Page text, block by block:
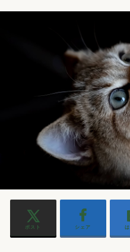
ポスト シェア